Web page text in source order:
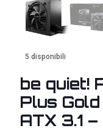
5 disponibili
be quiet!
Plus Gold
ATX 3.1